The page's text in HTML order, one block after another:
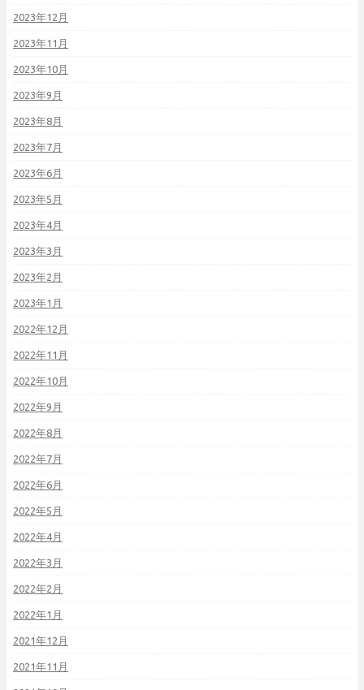
2023年12月
2023年11月
2023年10月
2023年9月
2023年8月
2023年7月
2023年6月
2023年5月
2023年4月
2023年3月
2023年2月
2023年1月
2022年12月
2022年11月
2022年10月
2022年9月
2022年8月
2022年7月
2022年6月
2022年5月
2022年4月
2022年3月
2022年2月
2022年1月
2021年12月
2021年11月